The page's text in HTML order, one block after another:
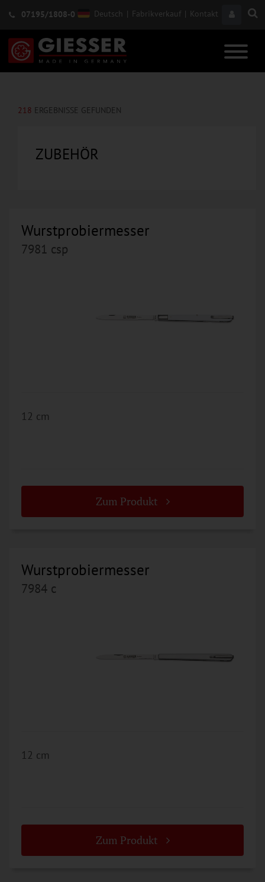
07195/1808-0 Deutsch | Fabrikverkauf | Kontakt
218 ERGEBNISSE GEFUNDEN
ZUBEHÖR
Wurstprobiermesser
7981 csp
12 cm
Zum Produkt
Wurstprobiermesser
7984 c
12 cm
Zum Produkt